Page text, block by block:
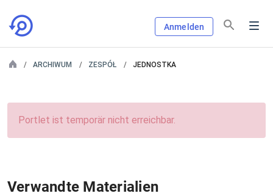
Anmelden
ARCHIWUM ZESPÓŁ JEDNOSTKA
Portlet ist temporär nicht erreichbar.
Verwandte Materialien